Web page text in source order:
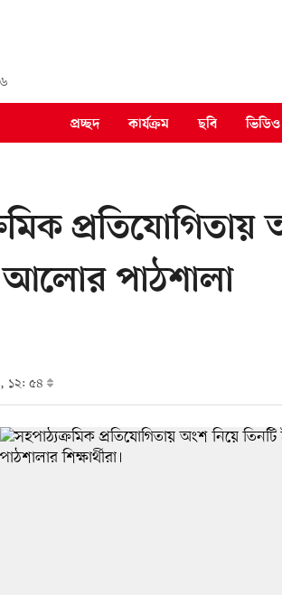
প্রচ্ছদ কার্যক্রম ছবি ভিডিও
প্রতিযোগিতায়
আলোর পাঠশালা
১২: ৫৪